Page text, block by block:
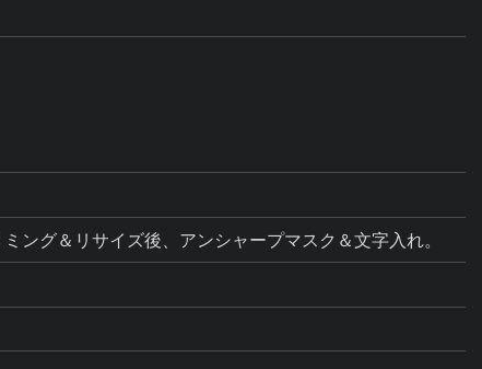
グ＆リサイズ後、アンシャープマスク＆文字入れ。